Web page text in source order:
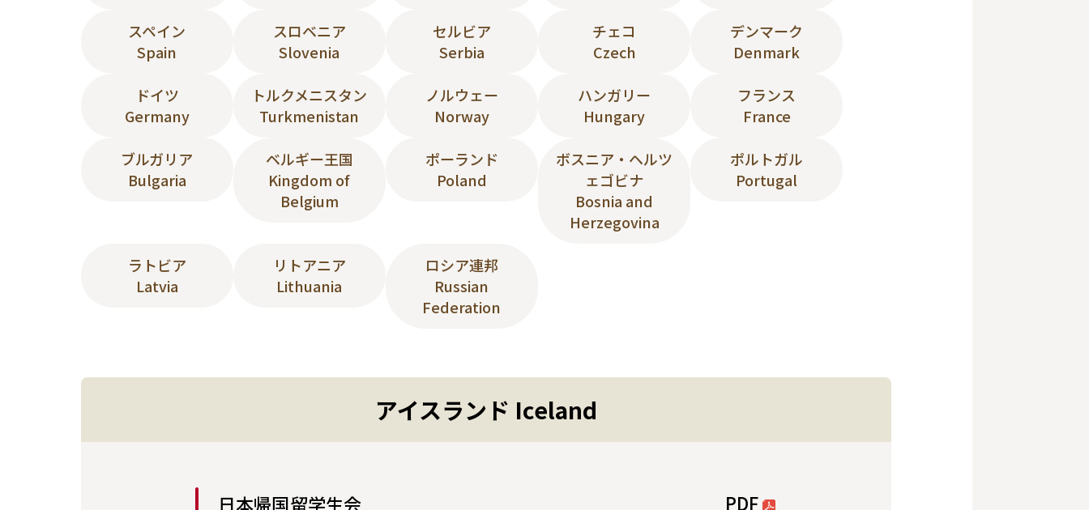
スペイン
Spain
スロベニア
Slovenia
セルビア
Serbia
チェコ
Czech
デンマーク
Denmark
ドイツ
Germany
トルクメニスタン
Turkmenistan
ノルウェー
Norway
ハンガリー
Hungary
フランス
France
ブルガリア
Bulgaria
ベルギー王国
Kingdom of
Belgium
ポーランド
Poland
ボスニア・ヘルツ
ェゴビナ
Bosnia and
Herzegovina
ポルトガル
Portugal
ラトビア
Latvia
リトアニア
Lithuania
ロシア連邦
Russian
Federation
アイスランド Iceland
日本帰国留学生会
PDF